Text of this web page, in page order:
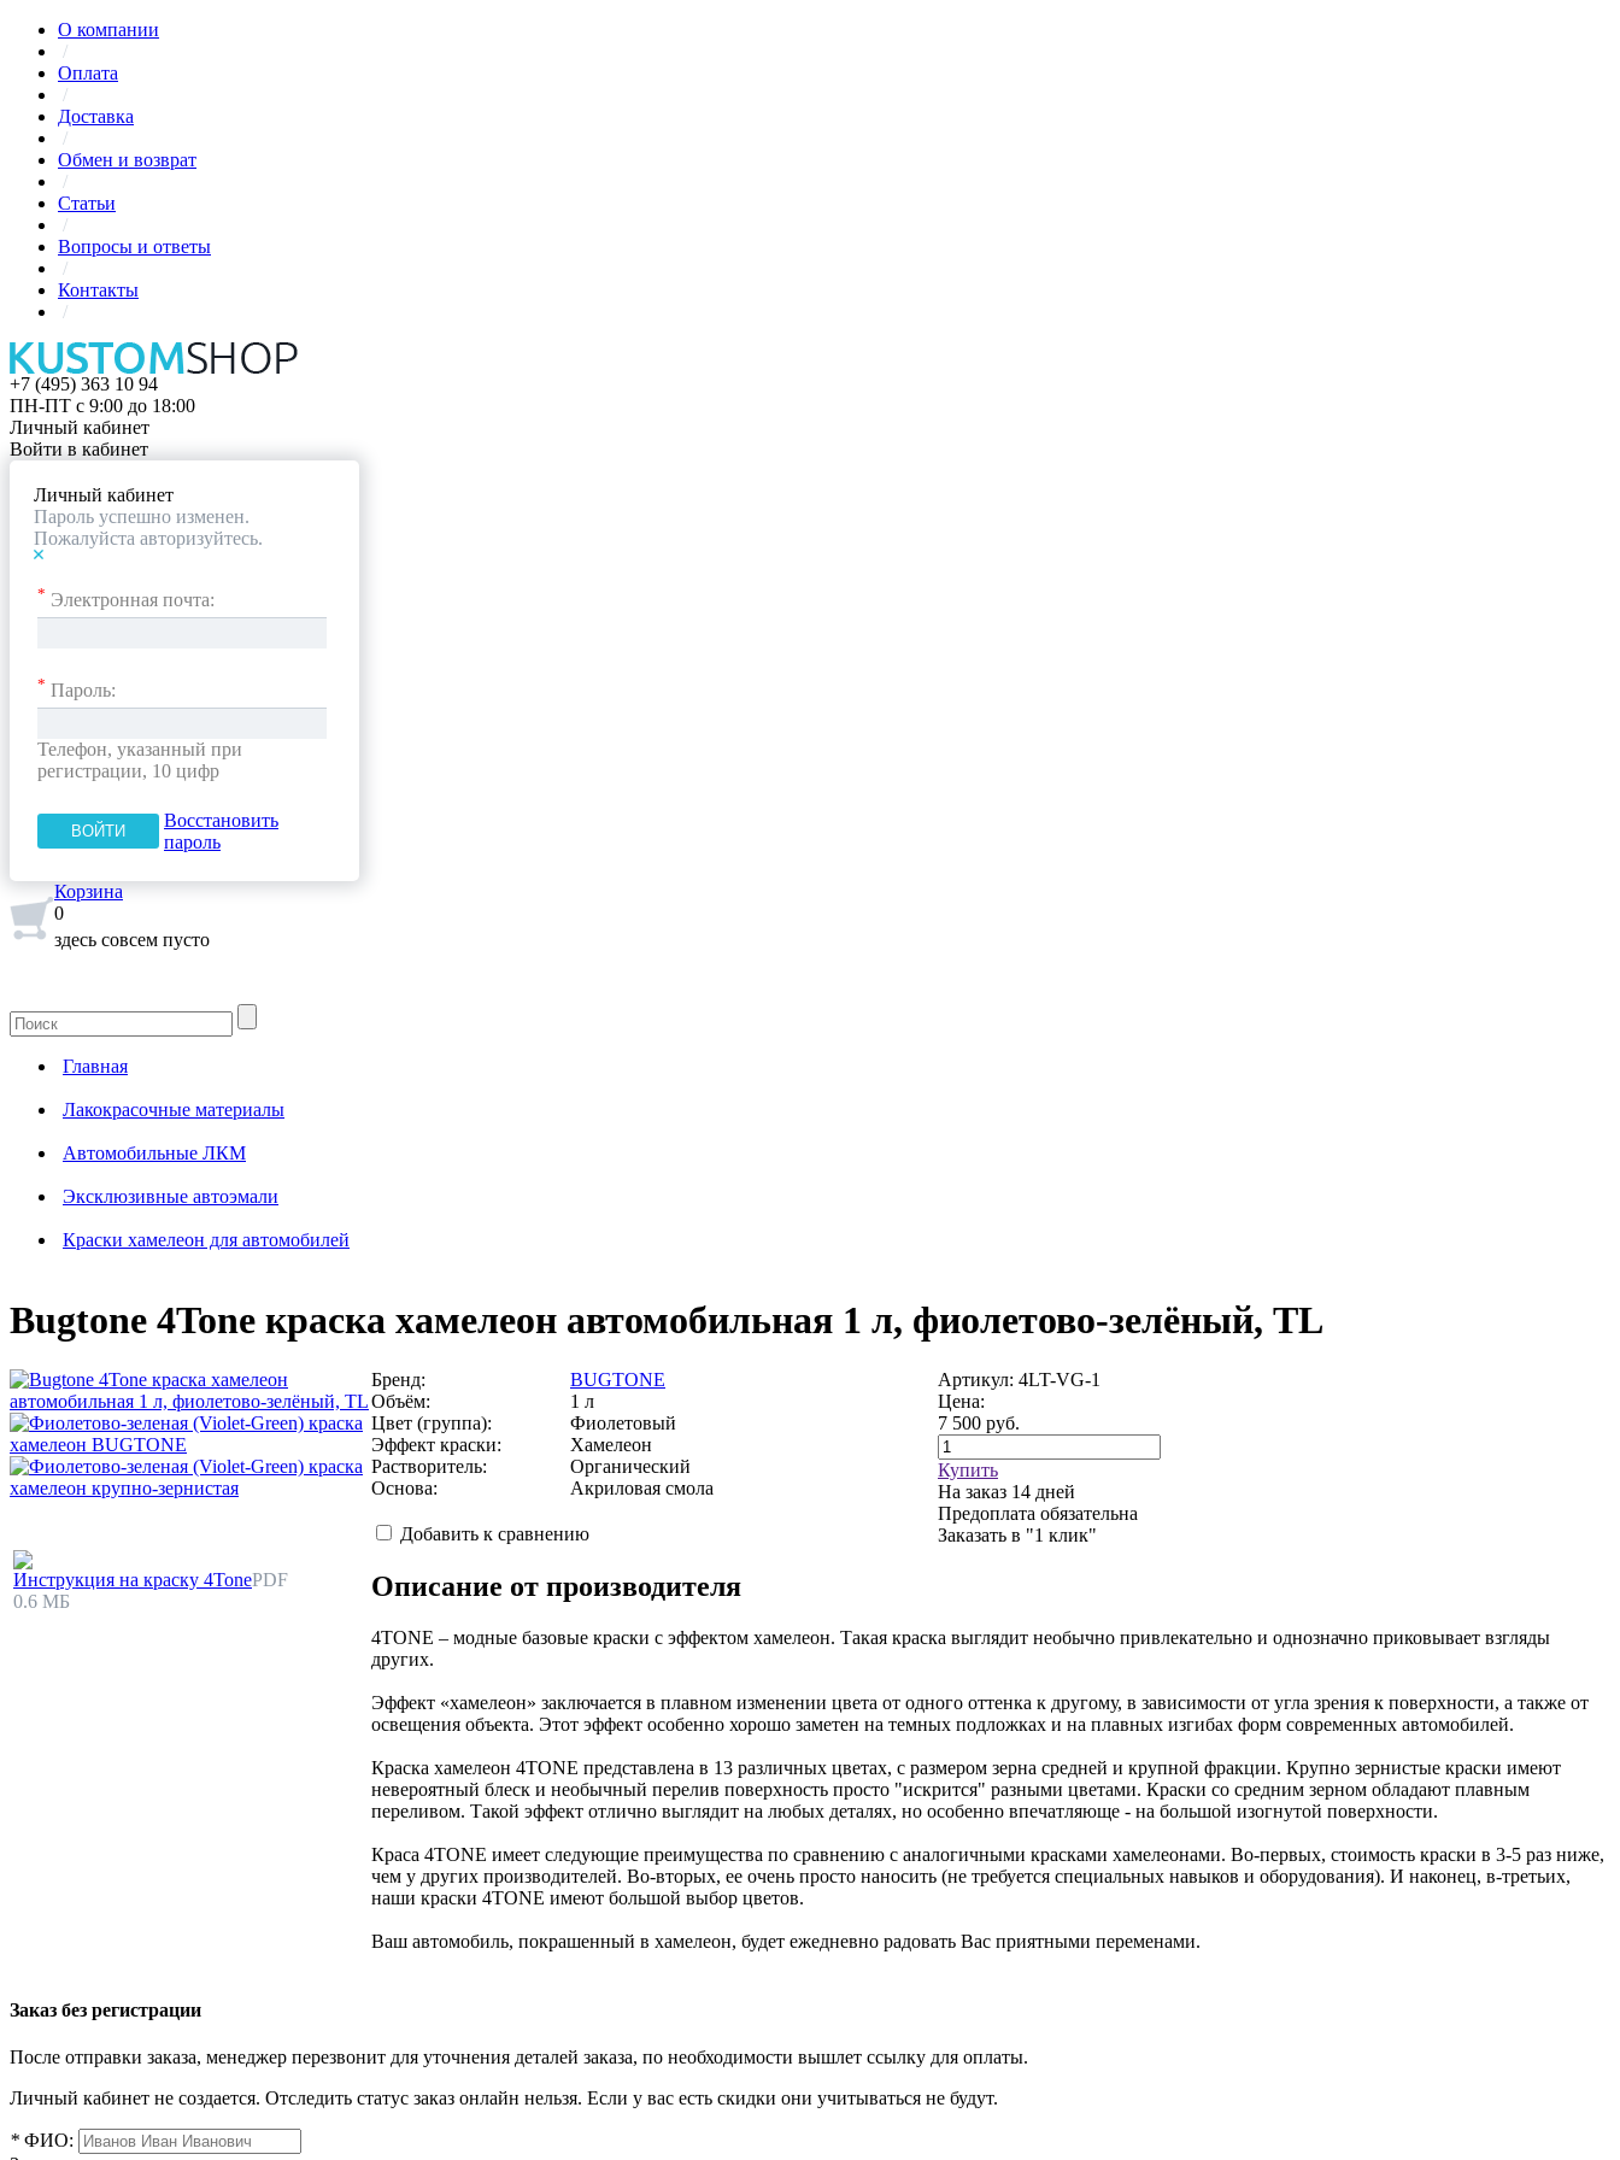
О компании
/
Оплата
/
Доставка
/
Обмен и возврат
/
Статьи
/
Вопросы и ответы
/
Контакты
/
+7 (495) 363 10 94
ПН-ПТ с 9:00 до 18:00
Личный кабинет
Войти в кабинет
Личный кабинет
Пароль успешно изменен.
Пожалуйста авторизуйтесь.
* Электронная почта:
* Пароль:
Телефон, указанный при
регистрации, 10 цифр
Восстановить
пароль
Корзина
0
здесь совсем пусто
Главная
Лакокрасочные материалы
Автомобильные ЛКМ
Эксклюзивные автоэмали
Краски хамелеон для автомобилей
Bugtone 4Tone краска хамелеон автомобильная 1 л, фиолетово-зелёный, TL
Бренд:
BUGTONE
Объём:
1 л
Цвет (группа):
Фиолетовый
Эффект краски:
Хамелеон
Растворитель:
Органический
Основа:
Акриловая смола
Добавить к сравнению
Артикул: 4LT-VG-1
Цена:
7 500 руб.
Купить
На заказ 14 дней
Предоплата обязательна
Заказать в "1 клик"
Инструкция на краску 4TonePDF
0.6 МБ
Описание от производителя
4TONE – модные базовые краски с эффектом хамелеон. Такая краска выглядит необычно привлекательно и однозначно приковывает взгляды
других.
Эффект «хамелеон» заключается в плавном изменении цвета от одного оттенка к другому, в зависимости от угла зрения к поверхности, а также от
освещения объекта. Этот эффект особенно хорошо заметен на темных подложках и на плавных изгибах форм современных автомобилей.
Краска хамелеон 4TONE представлена в 13 различных цветах, с размером зерна средней и крупной фракции. Крупно зернистые краски имеют
невероятный блеск и необычный перелив поверхность просто "искрится" разными цветами. Краски со средним зерном обладают плавным
переливом. Такой эффект отлично выглядит на любых деталях, но особенно впечатляюще - на большой изогнутой поверхности.
Краса 4TONE имеет следующие преимущества по сравнению с аналогичными красками хамелеонами. Во-первых, стоимость краски в 3-5 раз ниже,
чем у других производителей. Во-вторых, ее очень просто наносить (не требуется специальных навыков и оборудования). И наконец, в-третьих,
наши краски 4TONE имеют большой выбор цветов.
Ваш автомобиль, покрашенный в хамелеон, будет ежедневно радовать Вас приятными переменами.
Заказ без регистрации
После отправки заказа, менеджер перезвонит для уточнения деталей заказа, по необходимости вышлет ссылку для оплаты.
Личный кабинет не создается. Отследить статус заказ онлайн нельзя. Если у вас есть скидки они учитываться не будут.
* ФИО: